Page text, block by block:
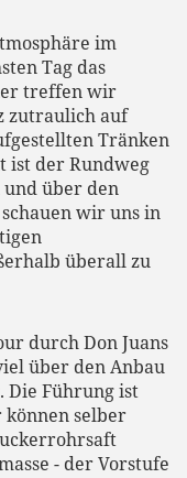
im
Tag das
treffen wir
zutraulich auf
Tränken
ist der Rundweg
über den
wir uns in
überall zu
durch Don Juans
über den Anbau
Die Führung ist
selber
- der Vorstufe